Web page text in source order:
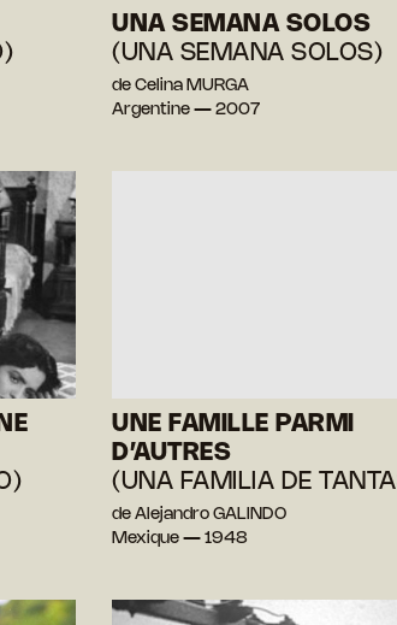
UNA SEMANA SOLOS
(UNA SEMANA SOLOS)
de Celina MURGA
Argentine — 2007
UNE FAMILLE PARMI
D’AUTRES
(UNA FAMILIA DE
de Alejandro GALINDO
Mexique — 1948